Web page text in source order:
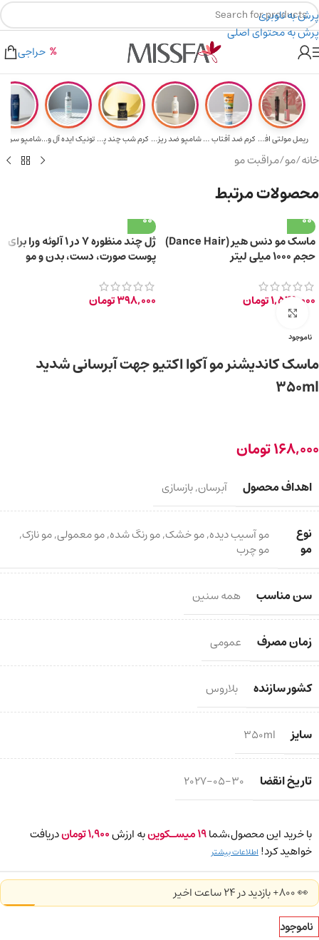
پرش به ناوبری
پرش به محتوای اصلی
۲٪ تخفیف روی سبد خرید برای روش کارت به کارت
هدیه برای خرید های بالای ۵ میلیون تومن
حراجی
ریمل مولتی افکت... کرم ضد آفتاب حا... شامپو ضد ریزش و... کرم شب چند پپتی... تونیک ایده آل و...
خانه/مو/مراقبت مو
محصولات مرتبط
ماسک مو دنس هیر (Dance Hair)
حجم ۱۰۰۰ میلی لیتر
1,549,000تومان
ژل چند منظوره 7 در 1 آلوئه ورا برای
پوست صورت، دست، بدن و مو
398,000تومان
ناموجود
برای بزرگ‌نمایی کلیک کنید
ماسک کاندیشنر مو آکوا اکتیو جهت آبرسانی شدید
350ml
168,000تومان
اهداف محصول آبرسان,بازسازی
نوع
مو
مو آسیب دیده,مو خشک,مو رنگ شده,مو معمولی,مو نازک,
مو چرب
سن مناسب همه سنین
زمان مصرف عمومی
کشور سازنده بلاروس
سایز 350ml
تاریخ انقضا 2027-05-30
با خرید این محصول،شما19میسـکوینبه ارزش1,900توماندریافت
خواهید کرد! اطلاعات بیشتر
👀 800+ بازدید در ۲۴ ساعت اخیر
ناموجود